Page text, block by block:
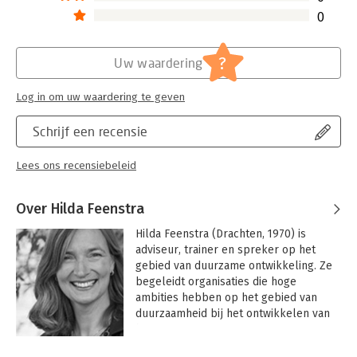
0
Schrijf een recensie
Lees ons recensiebeleid
Uw waardering ?
Log in om uw waardering te geven
Over Hilda Feenstra
Hilda Feenstra (Drachten, 1970) is
adviseur, trainer en spreker op het
gebied van duurzame ontwikkeling. Ze
begeleidt organisaties die hoge
ambities hebben op het gebied van
duurzaamheid bij het ontwikkelen van